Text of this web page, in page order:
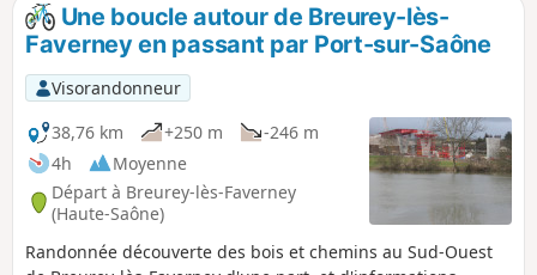
Une boucle autour de Breurey-lès-
Faverney en passant par Port-sur-Saône
Visorandonneur
38,76 km
+250 m
-246 m
4h
Moyenne
Départ à Breurey-lès-Faverney
(Haute-Saône)
Randonnée découverte des bois et chemins au Sud-Ouest